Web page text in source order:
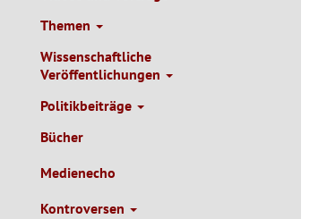
Themen
Wissenschaftliche
Veröffentlichungen
Politikbeiträge
Bücher
Medienecho
Kontroversen